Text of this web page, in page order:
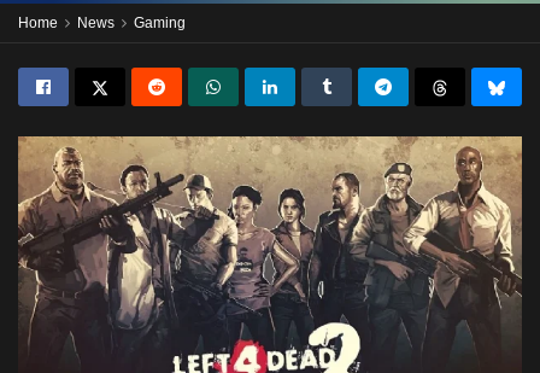
Home News Gaming